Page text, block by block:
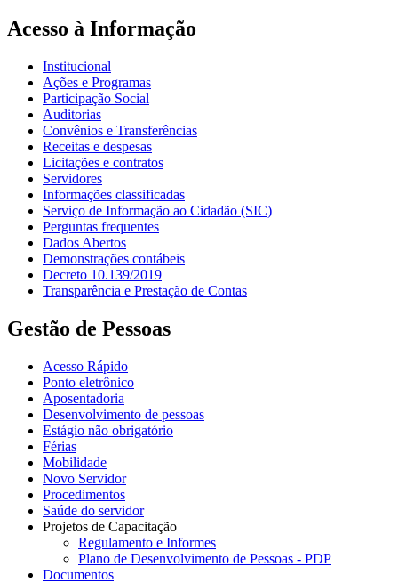
Acesso à Informação
Institucional
Ações e Programas
Participação Social
Auditorias
Convênios e Transferências
Receitas e despesas
Licitações e contratos
Servidores
Informações classificadas
Serviço de Informação ao Cidadão (SIC)
Perguntas frequentes
Dados Abertos
Demonstrações contábeis
Decreto 10.139/2019
Transparência e Prestação de Contas
Gestão de Pessoas
Acesso Rápido
Ponto eletrônico
Aposentadoria
Desenvolvimento de pessoas
Estágio não obrigatório
Férias
Mobilidade
Novo Servidor
Procedimentos
Saúde do servidor
Projetos de Capacitação
Regulamento e Informes
Plano de Desenvolvimento de Pessoas - PDP
Documentos